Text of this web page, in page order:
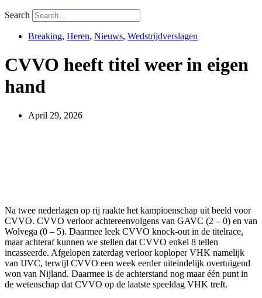
Search
Breaking, Heren, Nieuws, Wedstrijdverslagen
CVVO heeft titel weer in eigen
hand
April 29, 2026
Na twee nederlagen op rij raakte het kampioenschap uit beeld voor
CVVO. CVVO verloor achtereenvolgens van GAVC (2 – 0) en van
Wolvega (0 – 5). Daarmee leek CVVO knock-out in de titelrace,
maar achteraf kunnen we stellen dat CVVO enkel 8 tellen
incasseerde. Afgelopen zaterdag verloor koploper VHK namelijk
van IJVC, terwijl CVVO een week eerder uiteindelijk overtuigend
won van Nijland. Daarmee is de achterstand nog maar één punt in
de wetenschap dat CVVO op de laatste speeldag VHK treft.